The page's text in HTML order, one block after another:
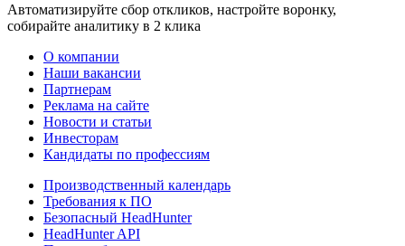
Автоматизируйте сбор откликов, настройте воронку,
собирайте аналитику в 2 клика
О компании
Наши вакансии
Партнерам
Реклама на сайте
Новости и статьи
Инвесторам
Кандидаты по профессиям
Производственный календарь
Требования к ПО
Безопасный HeadHunter
HeadHunter API